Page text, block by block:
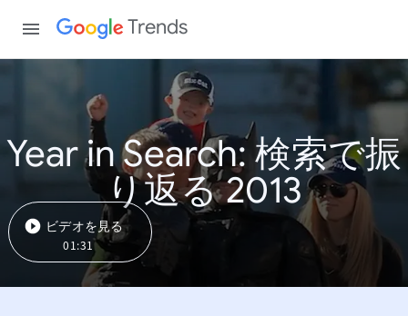
Trends
Year in Search: 検索で振
り返る 2013
ビデオを見る
01:31